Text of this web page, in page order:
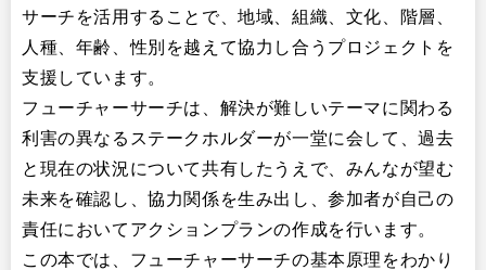
サーチを活用することで、地域、組織、文化、階層、
人種、年齢、性別を越えて協力し合うプロジェクトを
支援しています。
フューチャーサーチは、解決が難しいテーマに関わる
利害の異なるステークホルダーが一堂に会して、過去
と現在の状況について共有したうえで、みんなが望む
未来を確認し、協力関係を生み出し、参加者が自己の
責任においてアクションプランの作成を行います。
この本では、フューチャーサーチの基本原理をわかり